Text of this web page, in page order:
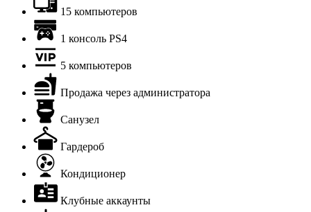
15 компьютеров
1 консоль PS4
5 компьютеров
Продажа через администратора
Санузел
Гардероб
Кондиционер
Клубные аккаунты